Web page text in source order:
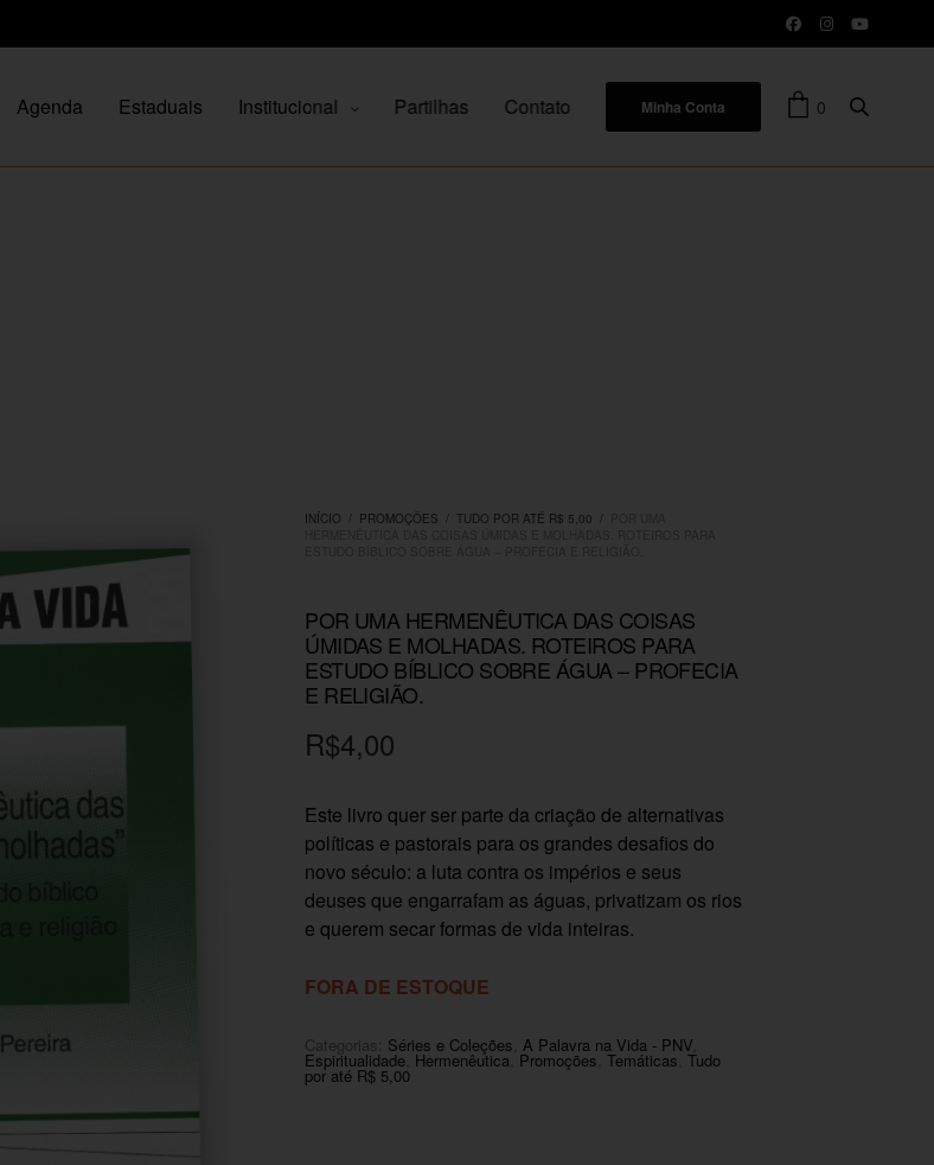
Agenda Estaduais Institucional Partilhas Contato Minha Conta 0
INÍCIO PROMOÇÕES TUDO POR ATÉ R$ 5,00
POR UMA HERMENÊUTICA DAS COISAS
ÚMIDAS E MOLHADAS. ROTEIROS PARA
ESTUDO BÍBLICO SOBRE ÁGUA – PROFECIA
E RELIGIÃO.
R$4,00
Este livro quer ser parte da criação de alternativas
políticas e pastorais para os grandes desafios do
novo século: a luta contra os impérios e seus
deuses que engarrafam as águas, privatizam os rios
e querem secar formas de vida inteiras.
FORA DE ESTOQUE
Categorias: Séries e Coleções ,A Palavra na Vida - PNV
Espiritualidade Hermenêutica Promoções ,Temáticas ,Tudo
por até R$ 5,00